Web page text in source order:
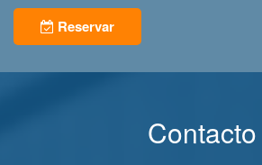
Reservar
Contacto